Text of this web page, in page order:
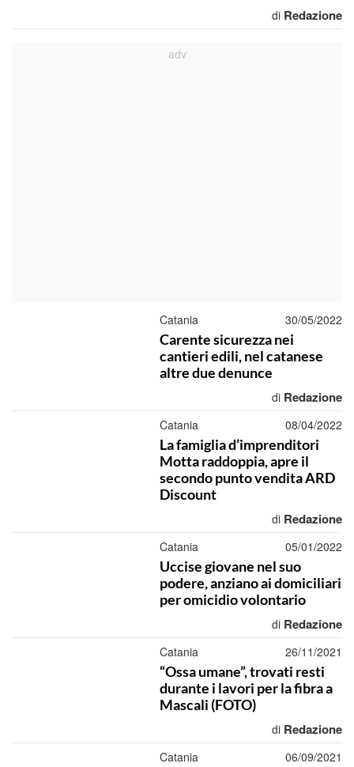
di Redazione
Catania 30/05/2022
Carente sicurezza nei
cantieri edili, nel catanese
altre due denunce
di Redazione
Catania 08/04/2022
La famiglia d’imprenditori
Motta raddoppia, apre il
secondo punto vendita ARD
Discount
di Redazione
Catania 05/01/2022
Uccise giovane nel suo
podere, anziano ai domiciliari
per omicidio volontario
di Redazione
Catania 26/11/2021
“Ossa umane”, trovati resti
durante i lavori per la fibra a
Mascali (FOTO)
di Redazione
Catania 06/09/2021